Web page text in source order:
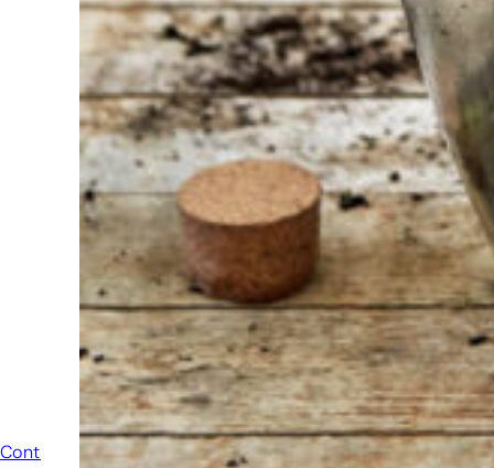
klaar om een
Schroom je
niet om even
te bellen of een
wanneer je een
Dan zullen wij
mogelijk jouw
beantwoorden.
Contact